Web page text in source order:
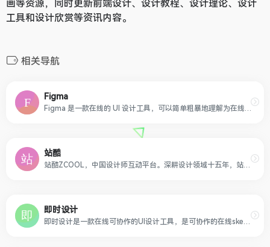
画等资源，同时更新前端设计、设计教程、设计理论、设计
工具和设计欣赏等资讯内容。
相关导航
Figma
Figma 是一款在线的 UI 设计工具，可以简单粗暴地理解为在线版的 Sketch 或者 XD，可用来完成用户界面设计、原型设计和交互设计等。
站酷
站酷ZCOOL，中国设计师互动平台。深耕设计领域十五年，站酷聚集了1500万设计师、摄影师、插画师、艺术家、创意人，设计创意群体中具有较高的影响力与号召力。
即时设计
即时设计是一款在线可协作的UI设计工具，是可协作的在线sketch、国内版figma，拥有海量的设计资源与素材，支持导入sketch格式的源文件。支持创建交互原型、获取设计标注、快速切图、团队协作等工作。